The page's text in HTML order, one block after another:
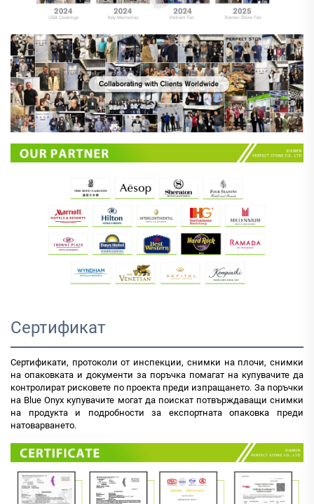
Сертификат
Сертификати, протоколи от инспекции, снимки на плочи, снимки
на опаковката и документи за поръчка помагат на купувачите да
контролират рисковете по проекта преди изпращането. За поръчки
на Blue Onyx купувачите могат да поискат потвърждаващи снимки
на продукта и подробности за експортната опаковка преди
натоварването.